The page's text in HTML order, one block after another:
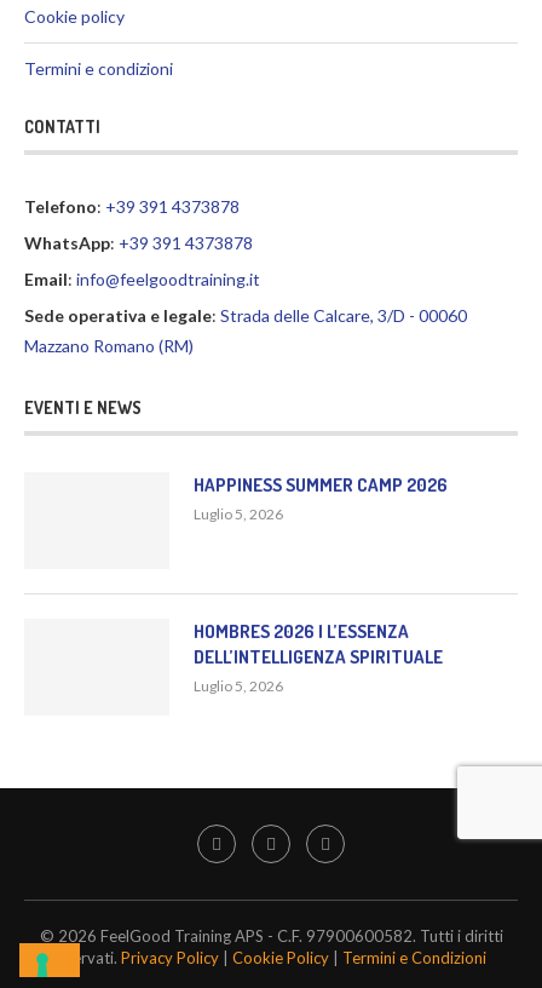
Cookie policy
Termini e condizioni
CONTATTI
Telefono: +39 391 4373878
WhatsApp: +39 391 4373878
Email: info@feelgoodtraining.it
Sede operativa e legale: Strada delle Calcare, 3/D - 00060
Mazzano Romano (RM)
EVENTI E NEWS
HAPPINESS SUMMER CAMP 2026
Luglio 5, 2026
HOMBRES 2026 | L’ESSENZA
DELL’INTELLIGENZA SPIRITUALE
Luglio 5, 2026
© 2026 FeelGood Training APS - C.F. 97900600582. Tutti i diritti
riservati. Privacy Policy Cookie Policy Termini e Condizioni